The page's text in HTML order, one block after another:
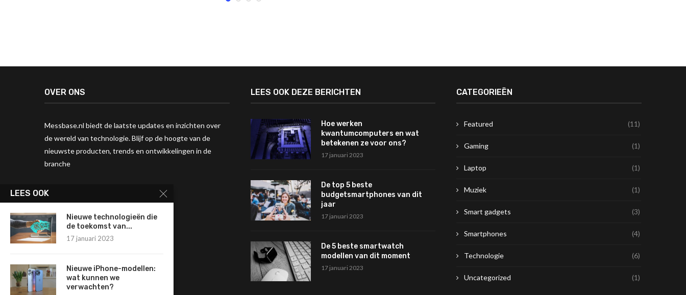
OVER ONS
Messbase.nl biedt de laatste updates en inzichten over
de wereld van technologie. Blijf op de hoogte van de
nieuwste producten, trends en ontwikkelingen in de
branche
LEES OOK DEZE BERICHTEN
Hoe werken
kwantumcomputers en wat
betekenen ze voor ons?
17 januari 2023
De top 5 beste
budgetsmartphones van dit
jaar
17 januari 2023
De 5 beste smartwatch
modellen van dit moment
17 januari 2023
CATEGORIEËN
Featured (11)
Gaming (1)
Laptop (1)
Muziek (1)
Smart gadgets (3)
Smartphones (4)
Technologie (6)
Uncategorized (1)
LEES OOK
Nieuwe technologieën die
de toekomst van...
17 januari 2023
Nieuwe iPhone-modellen:
wat kunnen we
verwachten?